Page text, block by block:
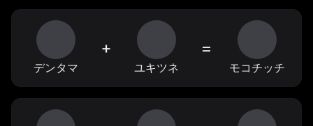
デンタマ
+
ユキツネ
=
モコチッチ